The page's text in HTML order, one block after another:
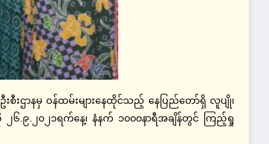
စီးဌာနမှ ဝန်ထမ်းများနေထိုင်သည့် နေပြည်တော်ရှိ လူပျို၊
၆.၉.၂၀၂၁ရက်နေ့၊ နံနက် ၁၀၀၀နာရီအချိန်တွင် ကြည့်ရှု